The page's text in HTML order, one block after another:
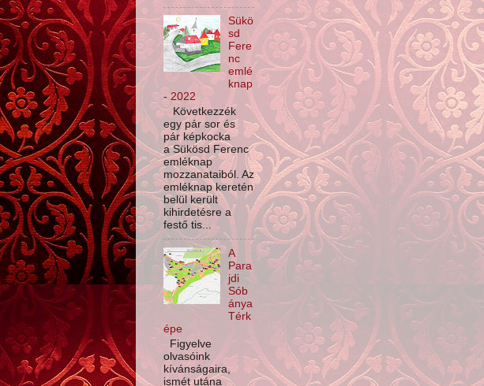
Sükö
sd
Fere
nc
emlé
knap
- 2022
Következzék
egy pár sor és
pár képkocka
a Sükösd Ferenc
emléknap
mozzanataiból. Az
emléknap keretén
belül került
kihirdetésre a
festő tis...
A
Para
jdi
Sób
ánya
Térk
épe
Figyelve
olvasóink
kívánságaira,
ismét utána